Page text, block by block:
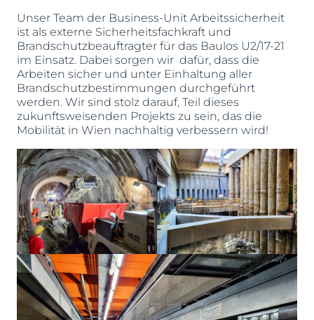
Unser Team der Business-Unit Arbeitssicherheit
ist als externe Sicherheitsfachkraft und
Brandschutzbeauftragter für das Baulos U2/17-21
im Einsatz. Dabei sorgen wir dafür, dass die
Arbeiten sicher und unter Einhaltung aller
Brandschutzbestimmungen durchgeführt
werden. Wir sind stolz darauf, Teil dieses
zukunftsweisenden Projekts zu sein, das die
Mobilität in Wien nachhaltig verbessern wird!